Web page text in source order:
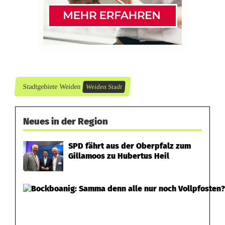
b
e
Stadtgebiete Weiden Weiden Stadt
Neues in der Region
SPD fährt aus der Oberpfalz zum
Gillamoos zu Hubertus Heil